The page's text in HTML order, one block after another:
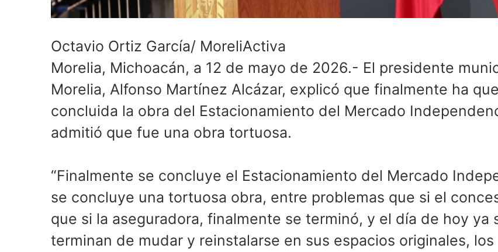
Octavio Ortiz García/ MoreliActiva
Morelia, Michoacán, a 12 de mayo de 2026.- El presidente
Morelia, Alfonso Martínez Alcázar, explicó que finalmente ha
concluida la obra del Estacionamiento del Mercado
admitió que fue una obra tortuosa.
“Finalmente se concluye el Estacionamiento del Mercado
se concluye una tortuosa obra, entre problemas que si el
que si la aseguradora, finalmente se terminó, y el día de hoy ya
terminan de mudar y reinstalarse en sus espacios originales, los